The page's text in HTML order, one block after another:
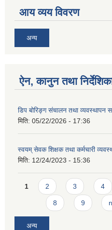
आय व्यय विवरण
अन्य
ऐन, कानुन तथा
डिप बोरिङ्ग संचालन तथा व्यवस्थापन
मिति: 05/22/2026 - 17:36
स्वयम् सेवक शिक्षक तथा कर्मचारी
मिति: 12/24/2023 - 15:36
Pages
1 2 3 4
8 9
अन्य